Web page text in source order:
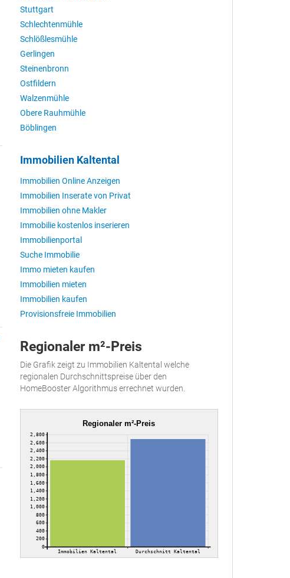
Stuttgart
Schlechtenmühle
Schlößlesmühle
Gerlingen
Steinenbronn
Ostfildern
Walzenmühle
Obere Rauhmühle
Böblingen
Immobilien Kaltental
Immobilien Online Anzeigen
Immobilien Inserate von Privat
Immobilien ohne Makler
Immobilie kostenlos inserieren
Immobilienportal
Suche Immobilie
Immo mieten kaufen
Immobilien mieten
Immobilien kaufen
Provisionsfreie Immobilien
Regionaler m²-Preis
Die Grafik zeigt zu Immobilien Kaltental welche
regionalen Durchschnittspreise über den
HomeBooster Algorithmus errechnet wurden.
Regionaler m²-Preis
0
200
400
600
800
1,000
1,200
1,400
1,600
1,800
2,000
2,200
2,400
2,600
2,800
Immobilien Kaltental Durchschnitt Kaltental